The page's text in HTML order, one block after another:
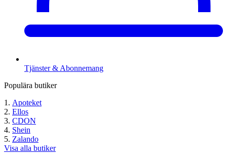
Tjänster & Abonnemang
Populära butiker
Apoteket
Ellos
CDON
Shein
Zalando
Visa alla butiker